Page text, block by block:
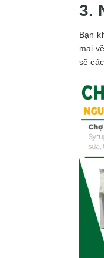
3.
Bạn
mại về
sẽ